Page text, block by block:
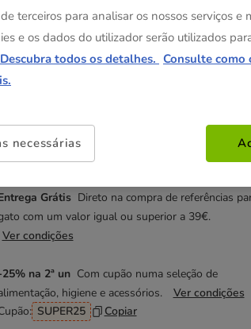
37.98€
estas promoções!
na 2ª un Com cupão numa seleção de ração
para cão e gato.
CRD Copiar
Grátis Direto na compra de referências
com um valor igual ou superior a 39€.
Ver condições
na 2ª un Com cupão numa seleção de
higiene e acessórios.
Ver condições
SUPER25 Copiar
terceiros para analisar os nossos serviços e
e os dados do utilizador serão utilizados
Descubra todos os detalhes. Consulte como
necessárias